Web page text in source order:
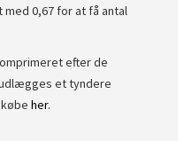
0,67 for at få antal
efter de
et tyndere
her.